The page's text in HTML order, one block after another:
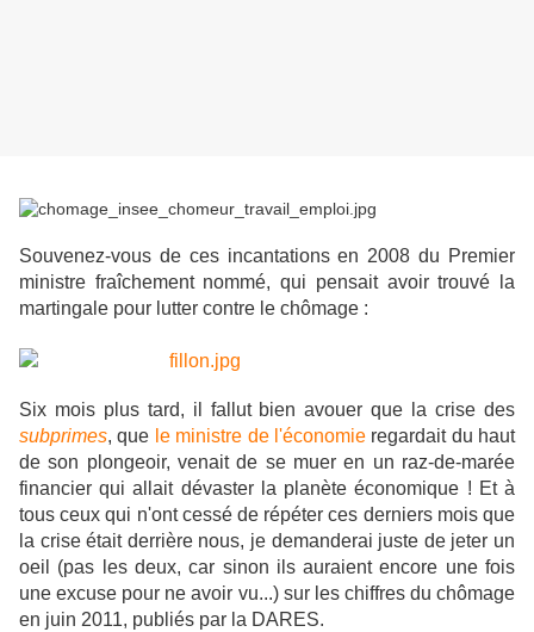
Souvenez-vous de ces incantations en 2008 du Premier
ministre fraîchement nommé, qui pensait avoir trouvé la
martingale pour lutter contre le chômage :
Six mois plus tard, il fallut bien avouer que la crise des
subprimes, que le ministre de l'économieregardait du haut
de son plongeoir, venait de se muer en un raz-de-marée
financier qui allait dévaster la planète économique ! Et à
tous ceux qui n'ont cessé de répéter ces derniers mois que
la crise était derrière nous, je demanderai juste de jeter un
oeil (pas les deux, car sinon ils auraient encore une fois
une excuse pour ne avoir vu...) sur les chiffres du chômage
en juin 2011, publiés par la DARES.